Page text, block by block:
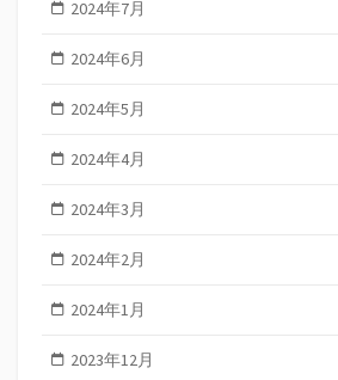
2024年7月
2024年6月
2024年5月
2024年4月
2024年3月
2024年2月
2024年1月
2023年12月